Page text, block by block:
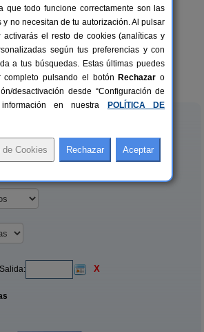
4 pers.
desde16 €
Rural El Pórtico
Conde (Salamanca)
Salida: X
que todo funcione correctamente son las
y no necesitan de tu autorización. Al pulsar
activarás el resto de cookies (analíticas y
según tus preferencias y con
a tus búsquedas. Estas últimas puedes
completo pulsando el botón Rechazar o
desactivación desde “Configuración de
en nuestra
POLÍTICA DE